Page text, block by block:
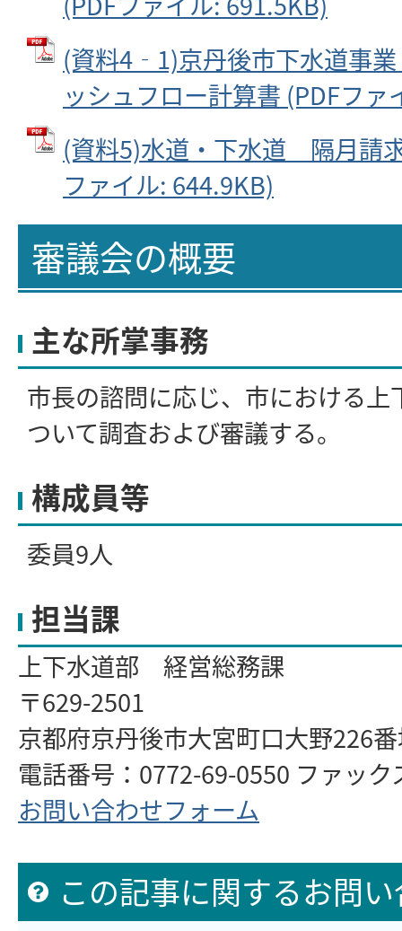
(資料4‐1)京丹後市下水道事
ッシュフロー計算書 (PDFファ
(資料5)水道・下水道 隔月請
ファイル: 644.9KB)
審議会の概要
主な所掌事務
市長の諮問に応じ、市における
ついて調査および審議する。
構成員等
委員9人
担当課
上下水道部 経営総務課
〒629-2501
京都府京丹後市大宮町口大野226
電話番号：0772-69-0550 ファッ
お問い合わせフォーム
この記事に関するお問